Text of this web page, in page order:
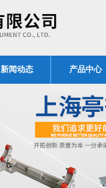
新闻动态 产品中心